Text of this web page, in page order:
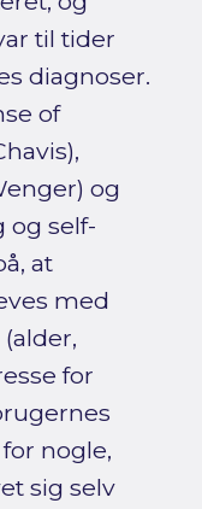
til tider
diagnoser.
of
og
og self-
at
med
for
nogle,
sig selv